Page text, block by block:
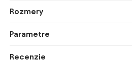
Rozmery
Parametre
Recenzie